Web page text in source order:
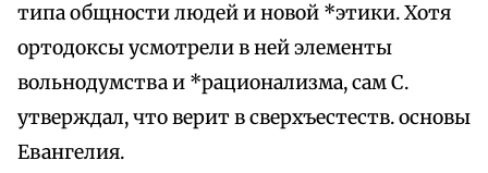
типа общности людей и новой *этики. Хотя
ортодоксы усмотрели в ней элементы
вольнодумства и *рационализма, сам С.
утверждал, что верит в сверхъестеств. основы
Евангелия.